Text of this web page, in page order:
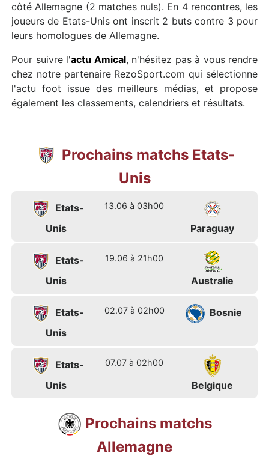
côté Allemagne (2 matches nuls). En 4 rencontres, les
joueurs de Etats-Unis ont inscrit 2 buts contre 3 pour
leurs homologues de Allemagne.
Pour suivre l'actu Amical, n'hésitez pas à vous rendre
chez notre partenaire RezoSport.com qui sélectionne
l'actu foot issue des meilleurs médias, et propose
également les classements, calendriers et résultats.
Prochains matchs Etats-
Unis
Etats-
Unis
13.06 à 03h00
Paraguay
Etats-
Unis
19.06 à 21h00
Australie
Etats-
Unis
02.07 à 02h00 Bosnie
Etats-
Unis
07.07 à 02h00
Belgique
Prochains matchs
Allemagne